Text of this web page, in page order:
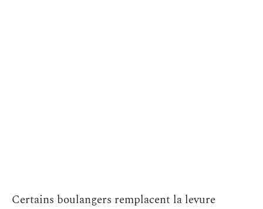
Certains boulangers remplacent la levure